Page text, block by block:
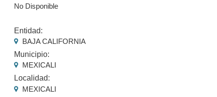
No Disponible
Entidad:
BAJA CALIFORNIA
Municipio:
MEXICALI
Localidad:
MEXICALI